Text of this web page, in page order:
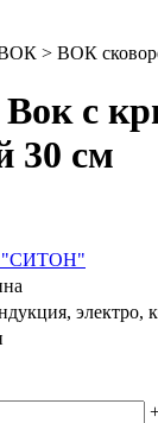
ВОК > ВОК
с
30 см
электро,